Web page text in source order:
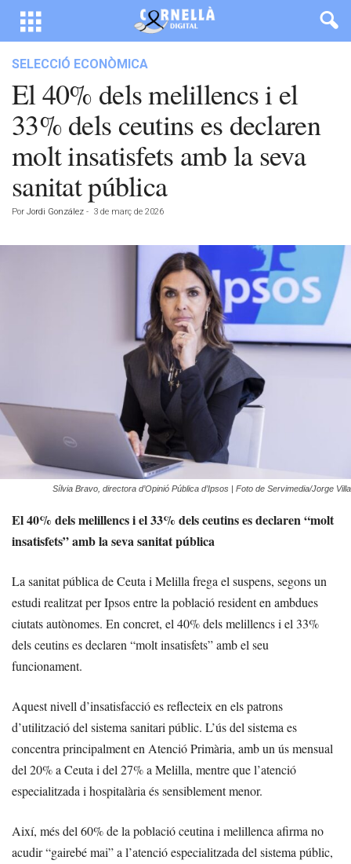
SELECCIÓ ECONÒMICA
El 40% dels melillencs i el
33% dels ceutins es declaren
molt insatisfets amb la seva
sanitat pública
Por Jordi González - 3 de març de 2026
Sílvia Bravo, directora d’Opinió Pública d’Ipsos | Foto de Servimedia/Jorge Villa
El 40% dels melillencs i el 33% dels ceutins es declaren “molt
insatisfets” amb la seva sanitat pública
La sanitat pública de Ceuta i Melilla frega el suspens, segons un
estudi realitzat per Ipsos entre la població resident en ambdues
ciutats autònomes. En concret, el 40% dels melillencs i el 33%
dels ceutins es declaren “molt insatisfets” amb el seu
funcionament.
Aquest nivell d’insatisfacció es reflecteix en els patrons
d’utilització del sistema sanitari públic. L’ús del sistema es
concentra principalment en Atenció Primària, amb un ús mensual
del 20% a Ceuta i del 27% a Melilla, mentre que l’atenció
especialitzada i hospitalària és sensiblement menor.
Així, més del 60% de la població ceutina i melillenca afirma no
acudir “gairebé mai” a l’atenció especialitzada del sistema públic,